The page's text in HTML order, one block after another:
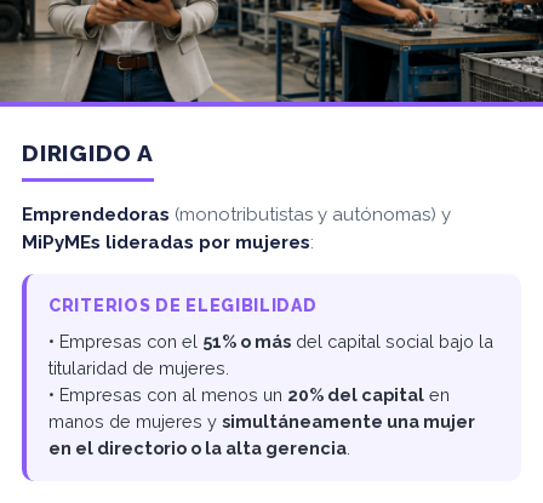
DIRIGIDO A
Emprendedoras (monotributistas y autónomas) y
MiPyMEs lideradas por mujeres:
CRITERIOS DE ELEGIBILIDAD
• Empresas con el 51% o más del capital social bajo la
titularidad de mujeres.
• Empresas con al menos un 20% del capital en
manos de mujeres y simultáneamente una mujer
en el directorio o la alta gerencia